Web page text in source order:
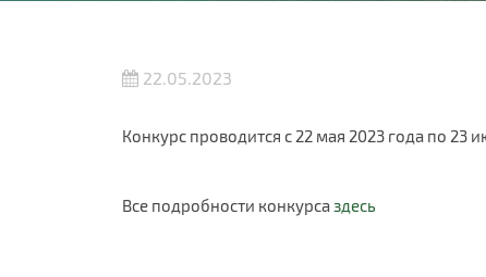
22.05.2023
Конкурс проводится с 22 мая 2023 года по 23
Все подробности конкурсаздесь